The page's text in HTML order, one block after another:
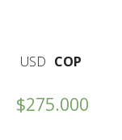
USD COP
$275.000